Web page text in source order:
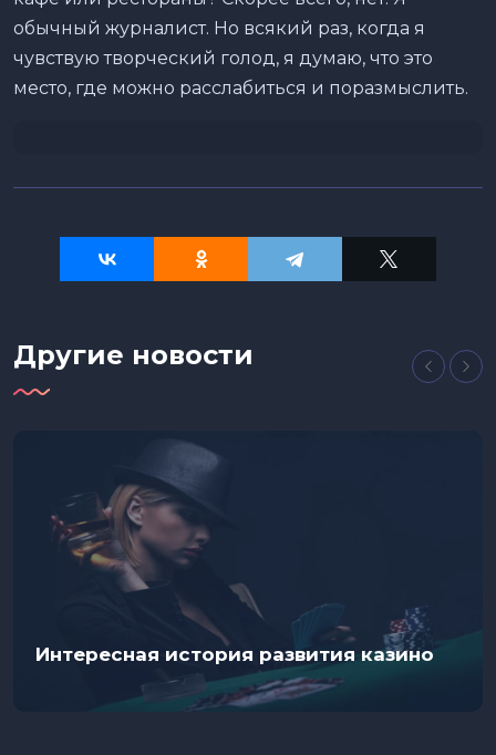
обычный журналист. Но всякий раз, когда я
чувствую творческий голод, я думаю, что это
место, где можно расслабиться и поразмыслить.
Другие новости
Интересная история развития казино